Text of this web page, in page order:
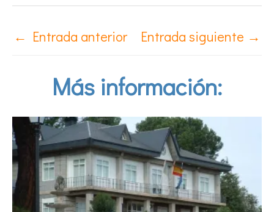
← Entrada anterior Entrada siguiente →
Más información: